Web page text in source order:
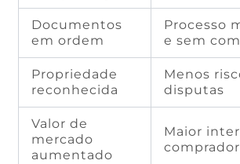
Documentos
em ordem
Processo
e sem
Propriedade
reconhecida
Menos
disputas
Valor de
mercado
aumentado
Maior